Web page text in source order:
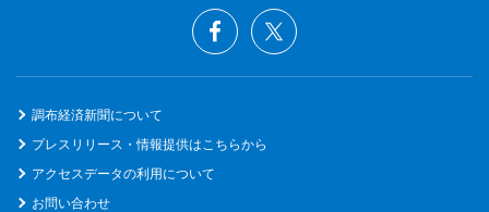
調布経済新聞について
プレスリリース・情報提供はこちらから
アクセスデータの利用について
お問い合わせ